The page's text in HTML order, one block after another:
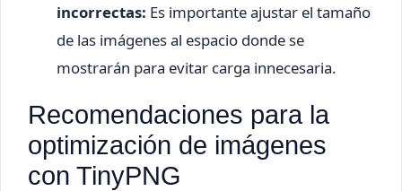
incorrectas: Es importante ajustar el tamaño
de las imágenes al espacio donde se
mostrarán para evitar carga innecesaria.
Recomendaciones para la
optimización de imágenes
con TinyPNG